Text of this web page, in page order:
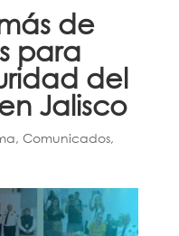
de
para
del
Jalisco
, Comunicados,